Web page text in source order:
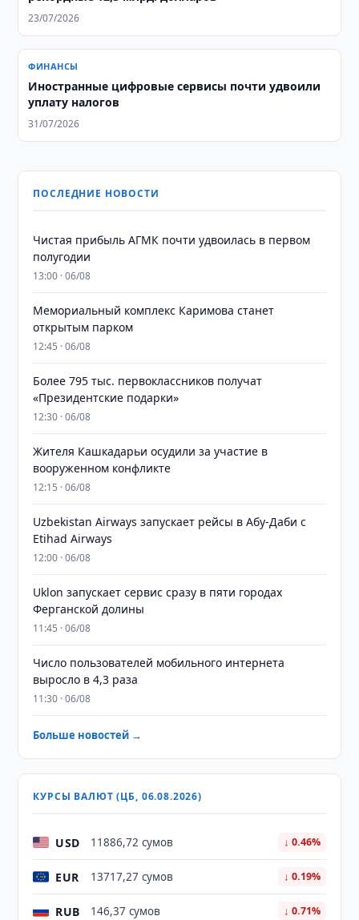
23/07/2026
ФИНАНСЫ
Иностранные цифровые сервисы почти удвоили
уплату налогов
31/07/2026
ПОСЛЕДНИЕ НОВОСТИ
Чистая прибыль АГМК почти удвоилась в первом
полугодии
13:00 · 06/08
Мемориальный комплекс Каримова станет
открытым парком
12:45 · 06/08
Более 795 тыс. первоклассников получат
«Президентские подарки»
12:30 · 06/08
Жителя Кашкадарьи осудили за участие в
вооруженном конфликте
12:15 · 06/08
Uzbekistan Airways запускает рейсы в Абу-Даби с
Etihad Airways
12:00 · 06/08
Uklon запускает сервис сразу в пяти городах
Ферганской долины
11:45 · 06/08
Число пользователей мобильного интернета
выросло в 4,3 раза
11:30 · 06/08
Больше новостей →
КУРСЫ ВАЛЮТ (ЦБ, 06.08.2026)
USD 11886,72 сумов ↓ 0.46%
EUR 13717,27 сумов ↓ 0.19%
RUB 146,37 сумов ↓ 0.71%